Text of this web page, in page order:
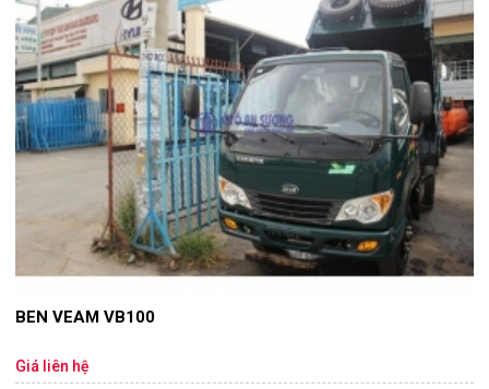
BEN VEAM VB100
Giá liên hệ